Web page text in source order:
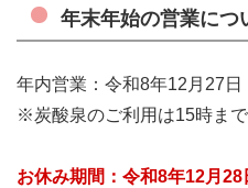
年末年始の営業につ
年内営業：令和8年12月27日
※炭酸泉のご利用は15時まで
お休み期間：令和8年12月28